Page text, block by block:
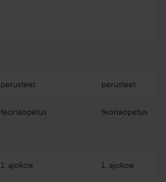
perusteet perusteet
teoriaopetus teoriaopetus
1. ajokoe 1. ajokoe